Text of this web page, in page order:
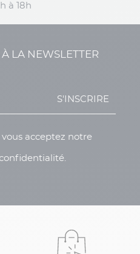
à 18h
À LA NEWSLETTER
S'INSCRIRE
vous acceptez notre